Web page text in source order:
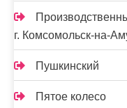
г. Комсомольск-на-
Пушкинский
Пятое колесо